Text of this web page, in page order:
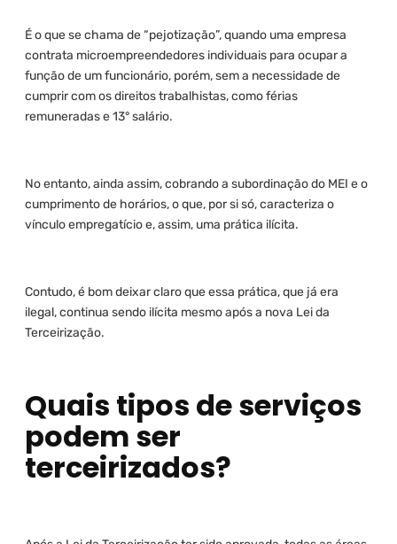
É o que se chama de “pejotização”, quando uma empresa
contrata microempreendedores individuais para ocupar a
função de um funcionário, porém, sem a necessidade de
cumprir com os direitos trabalhistas, como férias
remuneradas e 13° salário.
No entanto, ainda assim, cobrando a subordinação do MEI e o
cumprimento de horários, o que, por si só, caracteriza o
vínculo empregatício e, assim, uma prática ilícita.
Contudo, é bom deixar claro que essa prática, que já era
ilegal, continua sendo ilícita mesmo após a nova Lei da
Terceirização.
Quais tipos de serviços
podem ser
terceirizados?